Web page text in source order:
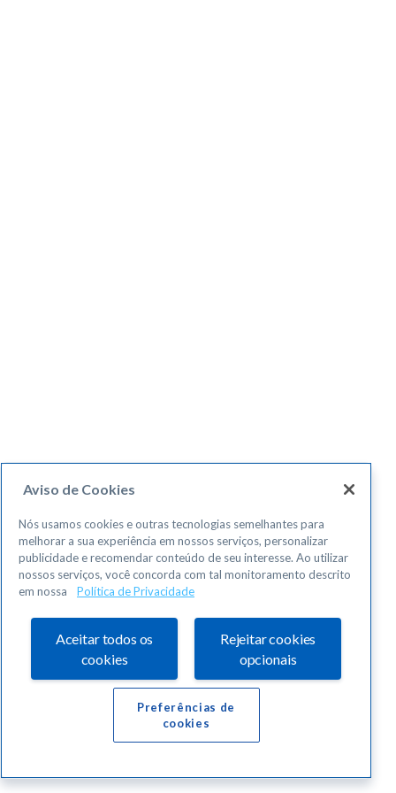
Aviso de Cookies
Nós usamos cookies e outras tecnologias semelhantes para
melhorar a sua experiência em nossos serviços, personalizar
publicidade e recomendar conteúdo de seu interesse. Ao utilizar
nossos serviços, você concorda com tal monitoramento descrito
em nossa
Política de Privacidade
Aceitar todos os
cookies
Rejeitar cookies
opcionais
Preferências de
cookies